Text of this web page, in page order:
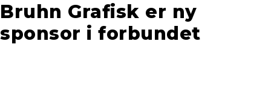
Bruhn Grafisk er ny
sponsor i forbundet